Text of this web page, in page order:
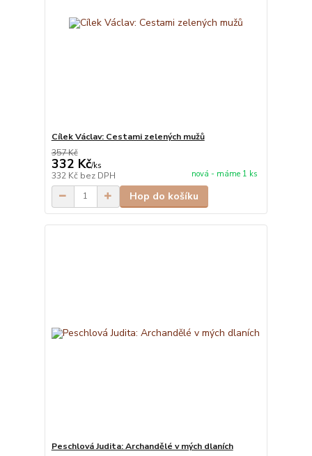
Cílek Václav: Cestami zelených mužů
357 Kč
332 Kč/ks
332 Kč bez DPH nová - máme 1 ks
Hop do košíku
Peschlová Judita: Archandělé v mých dlaních